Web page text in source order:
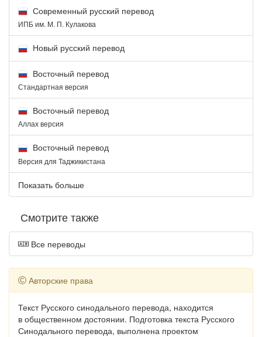
Современный русский перевод
ИПБ им. М. П. Кулакова
Новый русский перевод
Восточный перевод
Стандартная версия
Восточный перевод
Аллах версия
Восточный перевод
Версия для Таджикистана
Показать больше
Смотрите также
Все переводы
Авторские права
Текст Русского синодального перевода, находится
в общественном достоянии. Подготовка текста Русского
Синодального перевода, выполнена проектом